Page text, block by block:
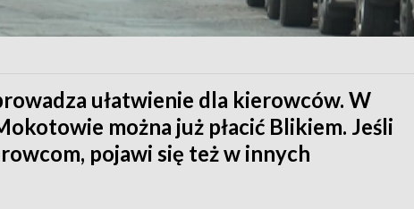
ułatwienie dla kierowców. W
można już płacić Blikiem. Jeśli
pojawi się też w innych